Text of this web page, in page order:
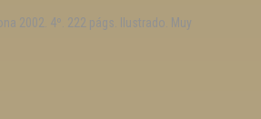
2002. 4º. 222 págs. Ilustrado. Muy